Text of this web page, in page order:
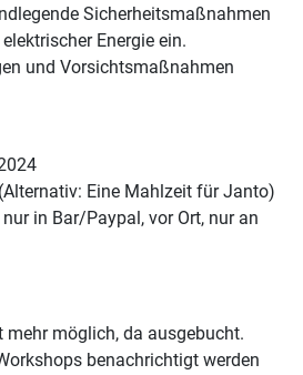
Sicherheitsmaßnahmen
Energie ein.
und Vorsichtsmaßnahmen
Eine Mahlzeit für Janto)
in Bar/Paypal, vor Ort, nur an
möglich, da ausgebucht.
benachrichtigt werden